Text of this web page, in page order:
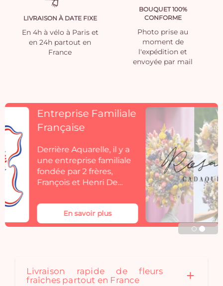
LIVRAISON À DATE FIXE
En 4h à vélo à Paris et
en 24h partout en
France
BOUQUET 100%
CONFORME
Photo prise au
moment de
l'expédition et
envoyée par mail
Découvrez
Rosacadaques
Découvrez la collection
de fleurs séchées
Aquarelle by
Rosacadaques.
Les bouquets de fleurs
séchées Rosa Cadaqués
s'invitent dans votre
décoration. Rosa
Cadaques créé au fil des
pour convenir à tous les
styles de décoration. Un
En savoir plus
Livraison rapide de fleurs
fraîches partout en France